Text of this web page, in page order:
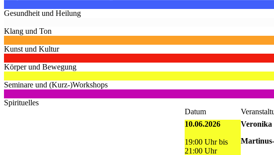
Gesundheit und Heilung
Klang und Ton
Kunst und Kultur
Körper und Bewegung
Seminare und (Kurz-)Workshops
Spirituelles
Datum
10.06.2026
19:00 Uhr bis
21:00 Uhr
Veronika